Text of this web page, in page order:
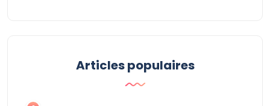
Articles populaires